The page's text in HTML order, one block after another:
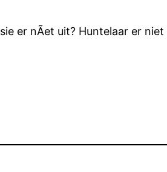
er nÃ­et uit? Huntelaar er niet